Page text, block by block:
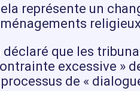
représente un
déclaré que les
excessive »
de «